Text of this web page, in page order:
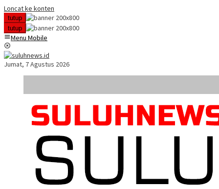
Loncat ke konten
tutup
tutup
Menu Mobile
Jumat, 7 Agustus 2026